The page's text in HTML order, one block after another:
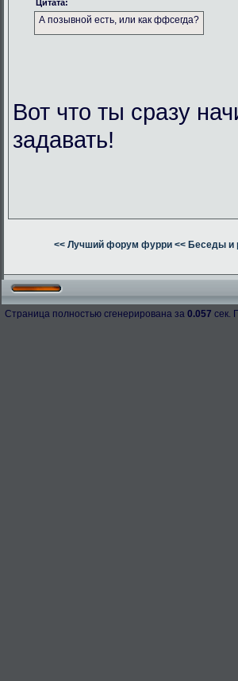
Цитата:
А позывной есть, или как ффсегда?
Вот что ты сразу
задавать!
<< Лучший форум фурри << Беседы и
Страница полностью сгенерирована за 0.057 сек.